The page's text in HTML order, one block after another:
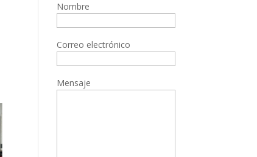
Nombre
Correo electrónico
Mensaje